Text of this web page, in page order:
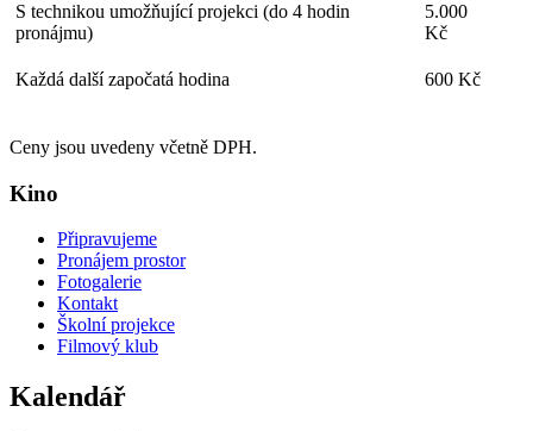
S technikou umožňující projekci (do 4 hodin
pronájmu)
5.000
Kč
Každá další započatá hodina 600 Kč
Ceny jsou uvedeny včetně DPH.
Kino
Připravujeme
Pronájem prostor
Fotogalerie
Kontakt
Školní projekce
Filmový klub
Kalendář